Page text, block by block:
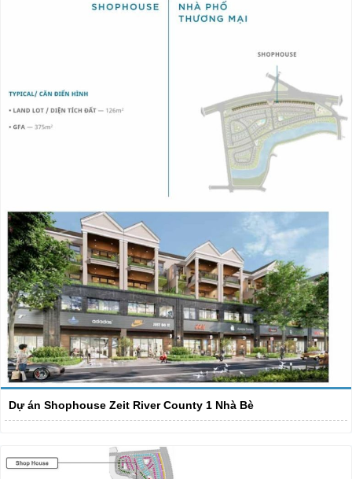
Dự án Shophouse Zeit River County 1 Nhà Bè